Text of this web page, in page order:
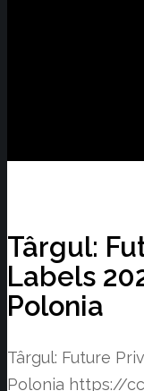
Târgul:
Labels
Polonia
Târgul: Future
Polonia https://